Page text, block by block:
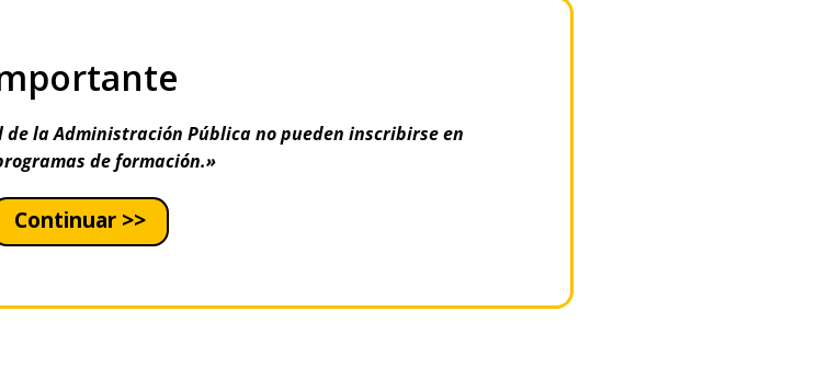
la Administración Pública no pueden inscribirse en
de formación.»
Continuar >>